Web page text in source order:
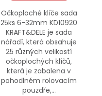
Očkoploché klíče sada
25ks 6-32mm KD10920
KRAFT&DELE je sada
nářadí, která obsahuje
25 různých velikostí
očkoplochých klíčů,
která je zabalena v
pohodlném rolovacím
pouzdře,...